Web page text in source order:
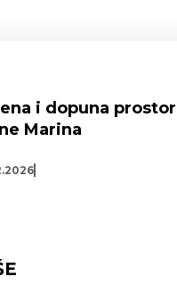
i dopuna
Marina